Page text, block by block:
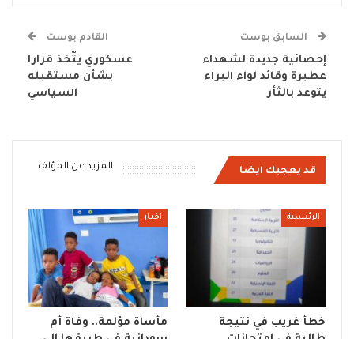
السابق بوست
إحصائية جديدة لشهداء
عطبرة وقائد لواء البراء
يتوعد بالثأر
القادم بوست
عسكوري يتّخذ قرارا
بشأن مستقبله
السياسي
قد يعجبك ايضا المزيد عن المؤلف
الرئيسية
خطأ غريب في نتيجة
اخبار
مأساة مؤلمة.. وفاة أم